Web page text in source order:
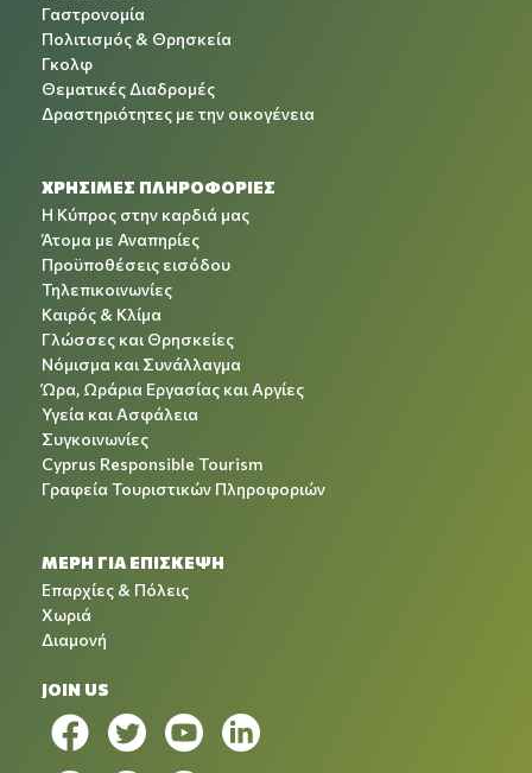
Γαστρονομία
Πολιτισμός & Θρησκεία
Γκολφ
Θεματικές Διαδρομές
Δραστηριότητες με την οικογένεια
ΧΡΉΣΙΜΕΣ ΠΛΗΡΟΦΟΡΊΕΣ
Η Κύπρος στην καρδιά μας
Άτομα με Αναπηρίες
Προϋποθέσεις εισόδου
Τηλεπικοινωνίες
Καιρός & Κλίμα
Γλώσσες και Θρησκείες
Νόμισμα και Συνάλλαγμα
Ώρα, Ωράρια Εργασίας και Αργίες
Υγεία και Ασφάλεια
Συγκοινωνίες
Cyprus Responsible Tourism
Γραφεία Τουριστικών Πληροφοριών
ΜΕΡΗ ΓΙΑ ΕΠΙΣΚΕΨΗ
Επαρχίες & Πόλεις
Χωριά
Διαμονή
JOIN US